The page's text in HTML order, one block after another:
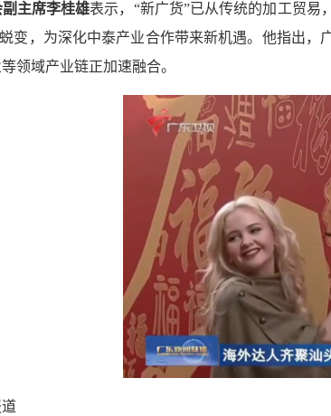
主席李桂雄表示，“新广货”已从传统的加工贸易
蜕变，为深化中泰产业合作带来新机遇。他指出
领域产业链正加速融合。